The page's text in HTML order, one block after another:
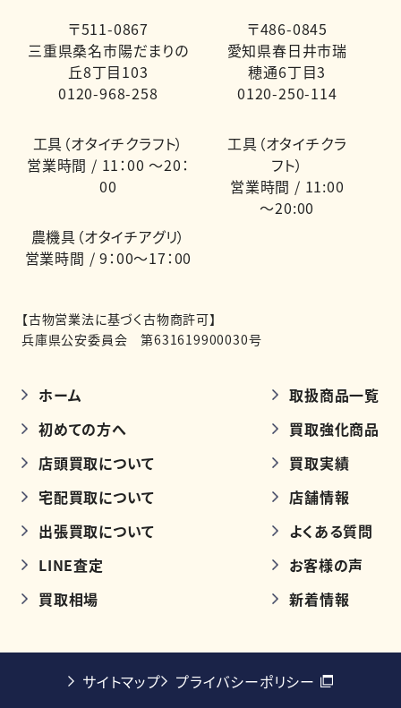
〒511-0867
三重県桑名市陽だまりの
丘8丁目103
0120-968-258
工具（オタイチクラフト）
営業時間 / 11：00 ～20：
00
農機具（オタイチアグリ）
営業時間 / 9：00～17：00
〒486-0845
愛知県春日井市瑞
穂通6丁目3
0120-250-114
工具（オタイチクラ
フト）
営業時間 / 11:00
～20:00
【古物営業法に基づく古物商許可】
兵庫県公安委員会 第631619900030号
ホーム
初めての方へ
店頭買取について
宅配買取について
出張買取について
LINE査定
買取相場
取扱商品一覧
買取強化商品
買取実績
店舗情報
よくある質問
お客様の声
新着情報
サイトマップ プライバシーポリシー